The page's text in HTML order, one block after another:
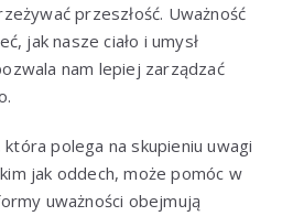
przeszłość. Uważność
jak nasze ciało i umysł
nam lepiej zarządzać
polega na skupieniu uwagi
jak oddech, może pomóc w
uważności obejmują